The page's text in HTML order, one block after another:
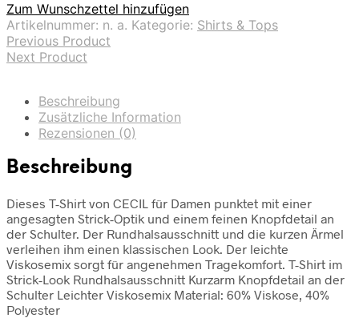
Zum Wunschzettel hinzufügen
Artikelnummer: n. a. Kategorie: Shirts & Tops
Previous Product
Next Product
Beschreibung
Zusätzliche Information
Rezensionen (0)
Beschreibung
Dieses T-Shirt von CECIL für Damen punktet mit einer
angesagten Strick-Optik und einem feinen Knopfdetail an
der Schulter. Der Rundhalsausschnitt und die kurzen Ärmel
verleihen ihm einen klassischen Look. Der leichte
Viskosemix sorgt für angenehmen Tragekomfort. T-Shirt im
Strick-Look Rundhalsausschnitt Kurzarm Knopfdetail an der
Schulter Leichter Viskosemix Material: 60% Viskose, 40%
Polyester